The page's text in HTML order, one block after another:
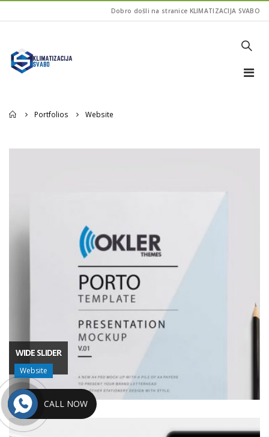
Dobro došli na stranice KLIMATIZACIJA SVABO
Home
Portfolios Website
WIDE SLIDER
Website
CALL NOW